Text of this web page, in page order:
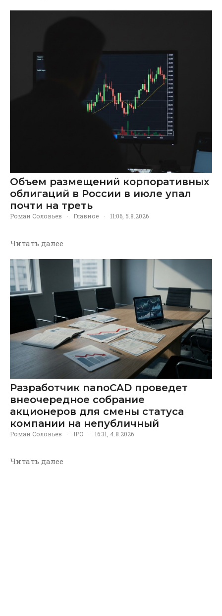
Объем размещений корпоративных
облигаций в России в июле упал
почти на треть
Роман Соловьев · Главное · 11:06, 5.8.2026
Читать далее
Разработчик nanoCAD проведет
внеочередное собрание
акционеров для смены статуса
компании на непубличный
Роман Соловьев · IPO · 16:31, 4.8.2026
Читать далее